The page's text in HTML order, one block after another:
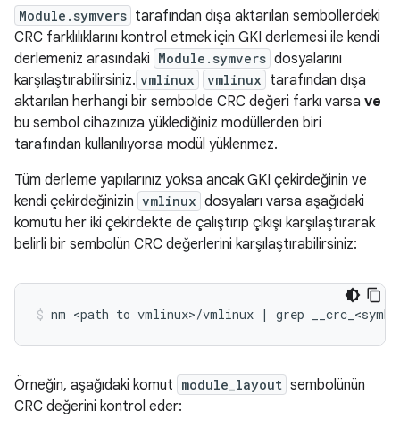
Module.symvers tarafından dışa aktarılan sembollerdeki
CRC farklılıklarını kontrol etmek için GKI derlemesi ile kendi
derlemeniz arasındaki Module.symvers dosyalarını
karşılaştırabilirsiniz. vmlinux vmlinux tarafından dışa
aktarılan herhangi bir sembolde CRC değeri farkı varsa ve
bu sembol cihazınıza yüklediğiniz modüllerden biri
tarafından kullanılıyorsa modül yüklenmez.
Tüm derleme yapılarınız yoksa ancak GKI çekirdeğinin ve
kendi çekirdeğinizin vmlinux dosyaları varsa aşağıdaki
komutu her iki çekirdekte de çalıştırıp çıkışı karşılaştırarak
belirli bir sembolün CRC değerlerini karşılaştırabilirsiniz:
nm <path to vmlinux>/vmlinux | grep
Örneğin, aşağıdaki komut module_layout sembolünün
CRC değerini kontrol eder: